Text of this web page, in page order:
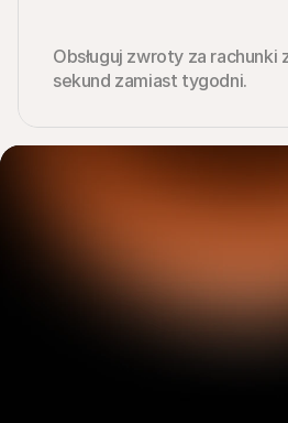
Obsługuj zwroty za rachunki
sekund zamiast tygodni.